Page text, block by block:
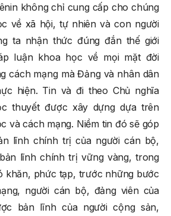
không chỉ cung cấp cho chúng
về xã hội, tự nhiên và con người
ta nhận thức đúng đắn thế giới
luận khoa học về mọi mặt đời
cách mạng mà Đảng và nhân dân
hiện. Tin và đi theo Chủ nghĩa
thuyết được xây dựng dựa trên
và cách mạng. Niềm tin đó sẽ góp
lĩnh chính trị của người cán bộ,
lĩnh chính trị vững vàng, trong
khăn, phức tạp, trước những bước
người cán bộ, đảng viên của
bản lĩnh của người cộng sản,